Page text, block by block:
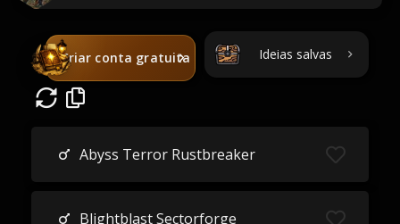
Criar conta gratuita Ideias salvas
Abyss Terror Rustbreaker
Blightblast Sectorforge